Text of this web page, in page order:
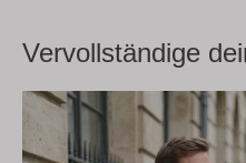
Vervollständige